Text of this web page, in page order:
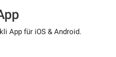
App für iOS & Android.